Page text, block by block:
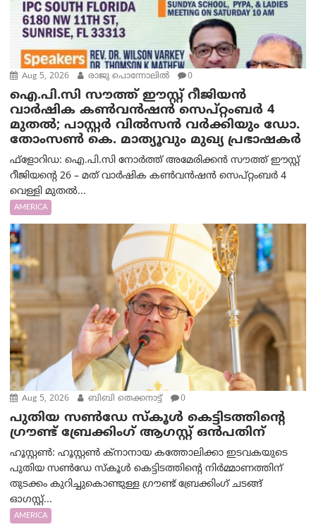
Aug 5, 2026 രാജു പൊന്നോലിൽ 0
ഐ.പി.സി സൗത്ത് ഈസ്റ്റ് റീജിയൻ
വാർഷിക കൺവൻഷൻ സെപ്റ്റംബർ 4
മുതൽ; പാസ്റ്റർ വിൽസൻ വർക്കിയും ഡോ.
തോംസൺ കെ. മാത്യൂവും മുഖ്യ പ്രഭാഷകർ
ഫ്ളോറിഡ: ഐ.പി.സി നോർത്ത് അമേരിക്കൻ സൗത്ത് ഈസ്റ്റ്
റീജിയന്റെ 26 – മത് വാർഷിക കൺവൻഷൻ സെപ്റ്റംബർ 4
വെള്ളി മുതൽ...
AMERICA
Aug 5, 2026 ബിബി തെക്കനാട്ട് 0
പുതിയ സൺഡേ സ്കൂൾ കെട്ടിടത്തിന്റെ
ഗ്രൗണ്ട് ബ്രേക്കിംഗ് ആഗസ്റ്റ് ഒൻപതിന്
ഹൂസ്റ്റൺ: ഹൂസ്റ്റൺ ക്നാനായ കത്തോലിക്കാ ഇടവകയുടെ
പുതിയ സൺഡേ സ്കൂൾ കെട്ടിടത്തിന്റെ നിർമ്മാണത്തിന്
തുടക്കം കുറിച്ചുകൊണ്ടുള്ള ഗ്രൗണ്ട് ബ്രേക്കിംഗ് ചടങ്ങ്
ഓഗസ്റ്റ്...
AMERICA